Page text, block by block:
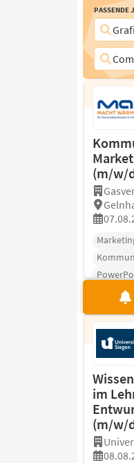
Passende
(m/w/
im
(m/w/